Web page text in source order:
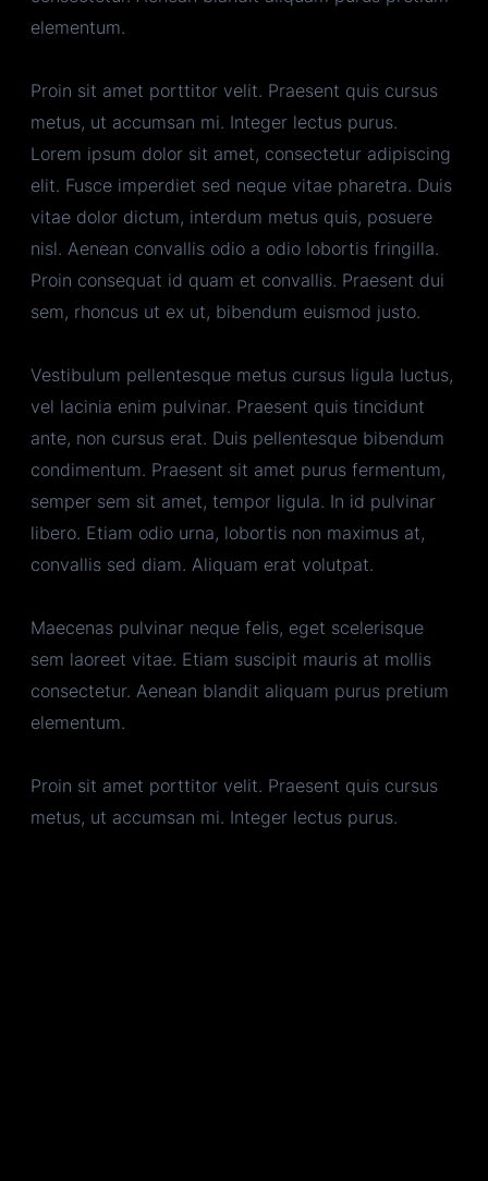
elementum.
Proin sit amet porttitor velit. Praesent quis cursus
metus, ut accumsan mi. Integer lectus purus.
Lorem ipsum dolor sit amet, consectetur adipiscing
elit. Fusce imperdiet sed neque vitae pharetra. Duis
vitae dolor dictum, interdum metus quis, posuere
nisl. Aenean convallis odio a odio lobortis fringilla.
Proin consequat id quam et convallis. Praesent dui
sem, rhoncus ut ex ut, bibendum euismod justo.
Vestibulum pellentesque metus cursus ligula luctus,
vel lacinia enim pulvinar. Praesent quis tincidunt
ante, non cursus erat. Duis pellentesque bibendum
condimentum. Praesent sit amet purus fermentum,
semper sem sit amet, tempor ligula. In id pulvinar
libero. Etiam odio urna, lobortis non maximus at,
convallis sed diam. Aliquam erat volutpat.
Maecenas pulvinar neque felis, eget scelerisque
sem laoreet vitae. Etiam suscipit mauris at mollis
consectetur. Aenean blandit aliquam purus pretium
elementum.
Proin sit amet porttitor velit. Praesent quis cursus
metus, ut accumsan mi. Integer lectus purus.